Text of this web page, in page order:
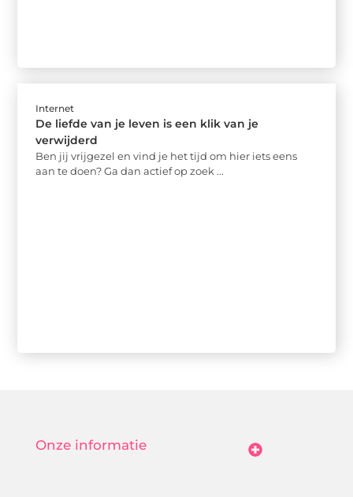
Internet
De liefde van je leven is een klik van je
verwijderd
Ben jij vrijgezel en vind je het tijd om hier iets eens
aan te doen? Ga dan actief op zoek ...
Onze informatie